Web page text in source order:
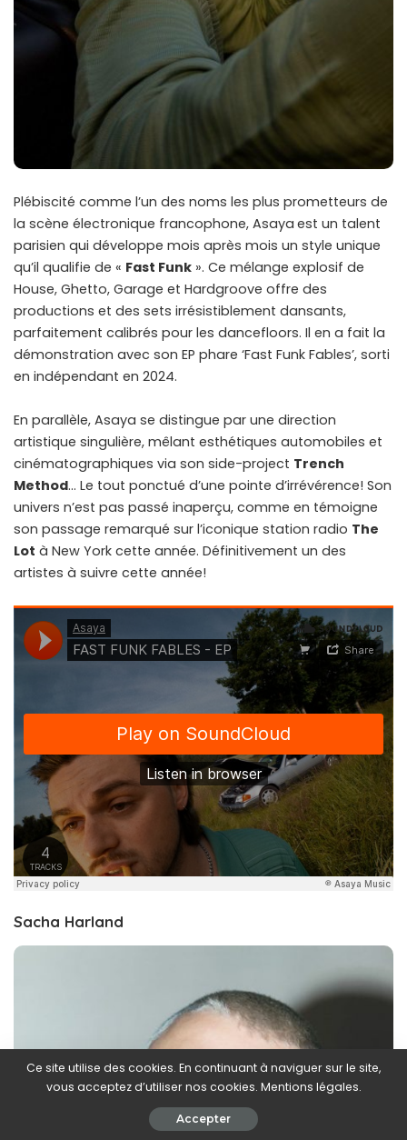
Plébiscité comme l’un des noms les plus prometteurs de
la scène électronique francophone, Asaya est un talent
parisien qui développe mois après mois un style unique
qu’il qualifie de « Fast Funk ». Ce mélange explosif de
House, Ghetto, Garage et Hardgroove offre des
productions et des sets irrésistiblement dansants,
parfaitement calibrés pour les dancefloors. Il en a fait la
démonstration avec son EP phare ‘Fast Funk Fables’, sorti
en indépendant en 2024.
En parallèle, Asaya se distingue par une direction
artistique singulière, mêlant esthétiques automobiles et
cinématographiques via son side-project Trench
Method… Le tout ponctué d’une pointe d’irrévérence! Son
univers n’est pas passé inaperçu, comme en témoigne
son passage remarqué sur l’iconique station radio The
Lot à New York cette année. Définitivement un des
artistes à suivre cette année!
Sacha Harland
Ce site utilise des cookies. En continuant à naviguer sur le site,
vous acceptez d’utiliser nos cookies. Mentions légales.
Accepter